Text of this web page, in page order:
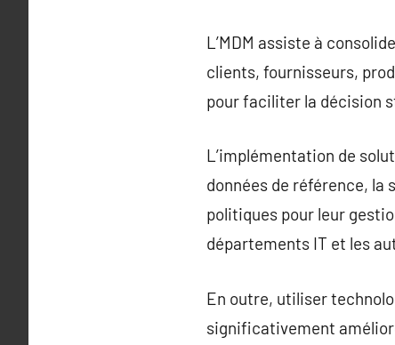
L’MDM assiste à
clients, fournisseurs,
pour faciliter la décision
L’implémentation de
données de référence, la
politiques pour leur
départements IT et les
En outre, utiliser
significativement